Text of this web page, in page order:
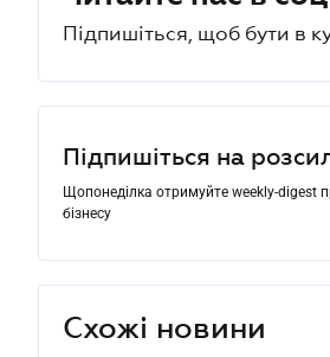
Підпишіться, щоб бути в
Підпишіться на
Щопонеділка отримуйте weekly-digest
бізнесу
Схожі новини